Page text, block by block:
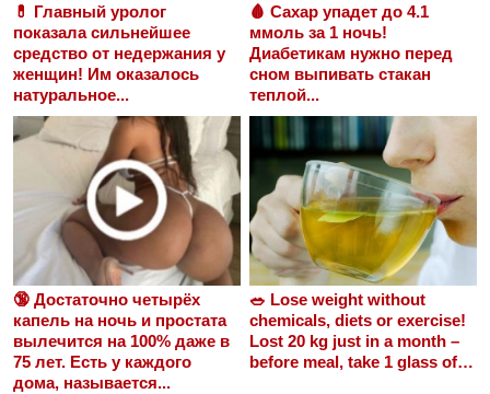
💊 Главный уролог
показала сильнейшее
средство от недержания у
женщин! Им оказалось
натуральное...
🩸 Сахар упадет до 4.1
ммоль за 1 ночь!
Диабетикам нужно перед
сном выпивать стакан
теплой...
🔞 Достаточно четырёх
капель на ночь и простата
вылечится на 100% даже в
75 лет. Есть у каждого
дома, называется...
🥗 Lose weight without
chemicals, diets or exercise!
Lost 20 kg just in a month –
before meal, take 1 glass of…